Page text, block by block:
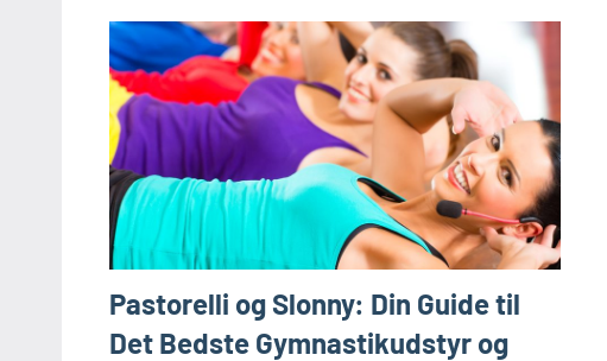
Pastorelli og Slonny: Din Guide til
Det Bedste Gymnastikudstyr og